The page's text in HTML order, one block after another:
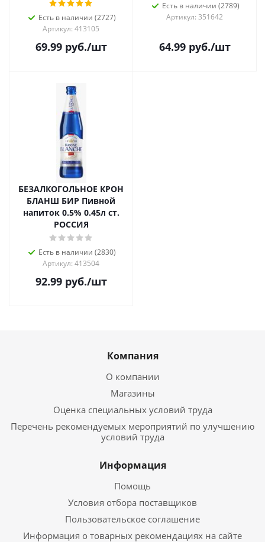
Есть в наличии (2727)
Артикул: 413105
69.99руб./шт
Есть в наличии (2789)
Артикул: 351642
64.99руб./шт
БЕЗАЛКОГОЛЬНОЕ КРОН
БЛАНШ БИР Пивной
напиток 0.5% 0.45л ст.
РОССИЯ
Есть в наличии (2830)
Артикул: 413504
92.99руб./шт
Компания
О компании
Магазины
Оценка специальных условий труда
Перечень рекомендуемых мероприятий по улучшению
условий труда
Информация
Помощь
Условия отбора поставщиков
Пользовательское соглашение
Информация о товарных рекомендациях на сайте